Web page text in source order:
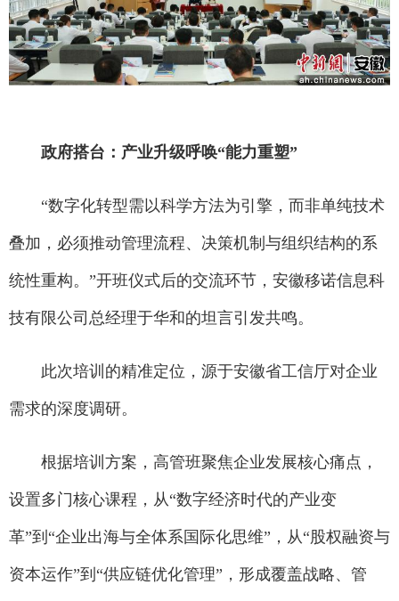
政府搭台：产业升级呼唤“能力重塑”
“数字化转型需以科学方法为引擎，而非单纯技术
叠加，必须推动管理流程、决策机制与组织结构的系
统性重构。”开班仪式后的交流环节，安徽移诺信息科
技有限公司总经理于华和的坦言引发共鸣。
此次培训的精准定位，源于安徽省工信厅对企业
需求的深度调研。
根据培训方案，高管班聚焦企业发展核心痛点，
设置多门核心课程，从“数字经济时代的产业变
革”到“企业出海与全体系国际化思维”，从“股权融资与
资本运作”到“供应链优化管理”，形成覆盖战略、管